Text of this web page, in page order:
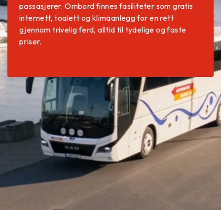
passasjerer. Ombord finnes fasiliteter som gratis
internett, toalett og klimaanlegg for en rett
gjennom trivelig ferd, alltid til tydelige og faste
priser.